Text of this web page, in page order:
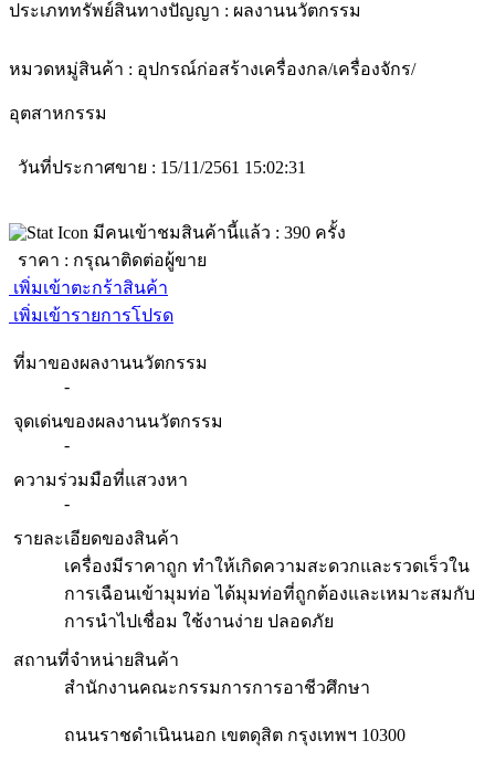
ประเภททรัพย์สินทางปัญญา : ผลงานนวัตกรรม
หมวดหมู่สินค้า : อุปกรณ์ก่อสร้างเครื่องกล/เครื่องจักร/
อุตสาหกรรม
วันที่ประกาศขาย : 15/11/2561 15:02:31
มีคนเข้าชมสินค้านี้แล้ว : 390 ครั้ง
ราคา : กรุณาติดต่อผู้ขาย
เพิ่มเข้าตะกร้าสินค้า
เพิ่มเข้ารายการโปรด
ที่มาของผลงานนวัตกรรม
-
จุดเด่นของผลงานนวัตกรรม
-
ความร่วมมือที่แสวงหา
-
รายละเอียดของสินค้า
เครื่องมีราคาถูก ทำให้เกิดความสะดวกและรวดเร็วใน
การเฉือนเข้ามุมท่อ ได้มุมท่อที่ถูกต้องและเหมาะสมกับ
การนำไปเชื่อม ใช้งานง่าย ปลอดภัย
สถานที่จำหน่ายสินค้า
สำนักงานคณะกรรมการการอาชีวศึกษา
ถนนราชดำเนินนอก เขตดุสิต กรุงเทพฯ 10300